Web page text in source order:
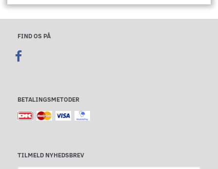
FIND OS PÅ
BETALINGSMETODER
TILMELD NYHEDSBREV